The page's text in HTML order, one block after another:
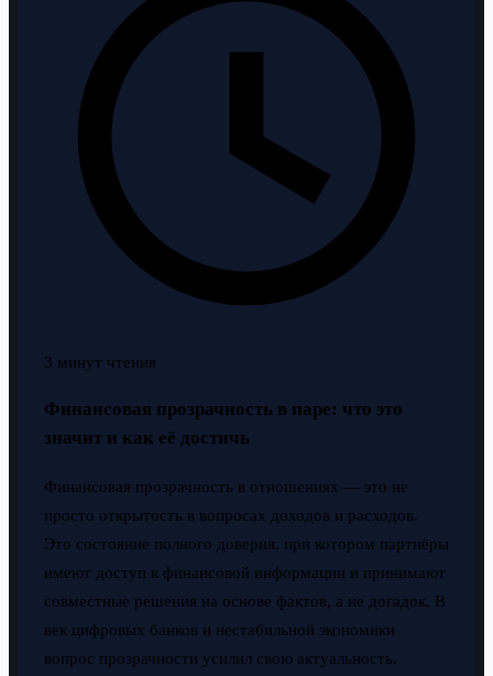
3 минут чтения
Финансовая прозрачность в паре: что это
значит и как её достичь
Финансовая прозрачность в отношениях — это не
просто открытость в вопросах доходов и расходов.
Это состояние полного доверия, при котором партнёры
имеют доступ к финансовой информации и принимают
совместные решения на основе фактов, а не догадок. В
век цифровых банков и нестабильной экономики
вопрос прозрачности усилил свою актуальность.